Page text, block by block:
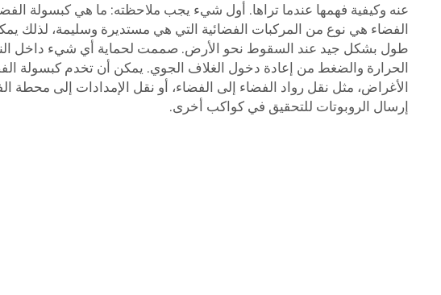
عنه وكيفية فهمها عندما تراها. أول شيء يجب ملاحظته: ما هي كبسولة
الفضاء هي نوع من المركبات الفضائية التي هي مستديرة وسليمة، لذلك
طول بشكل جيد عند السقوط نحو الأرض. صممت لحماية أي شيء داخل
الحرارة والضغط من إعادة دخول الغلاف الجوي. يمكن أن تخدم كبسولة
الأغراض، مثل نقل رواد الفضاء إلى الفضاء، أو نقل الإمدادات إلى محطة
إرسال الروبوتات للتحقيق في كواكب أخرى.